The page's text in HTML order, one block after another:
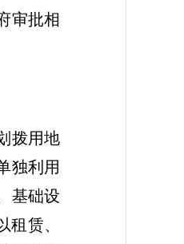
审批相
拨用地
独利用
基础设
赁、